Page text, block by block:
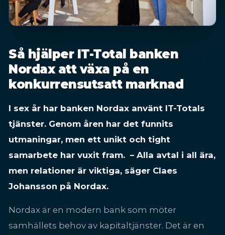
Så hjälper IT-Total banken
Nordax att växa på en
konkurrensutsatt marknad
I sex år har banken Nordax använt IT-Totals
tjänster. Genom åren har det funnits
utmaningar, men ett unikt och tight
samarbete har vuxit fram. – Alla avtal i all ära,
men relationer är viktiga, säger Claes
Johansson på Nordax.
Nordax är en modern bank som möter
samhällets behov av kapitaltjänster. Det är en